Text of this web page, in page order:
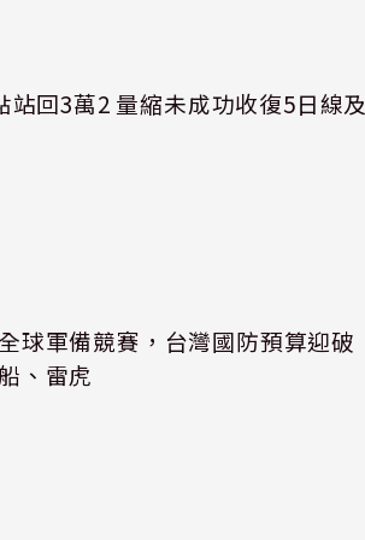
站回3萬2 量縮未成功收復5日線
球軍備競賽，台灣國防預算迎破
、雷虎